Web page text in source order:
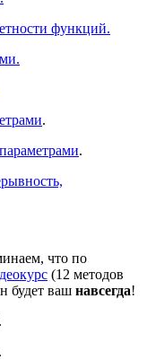
функций.
.
.
что по
(12 методов
будет ваш навсегда!